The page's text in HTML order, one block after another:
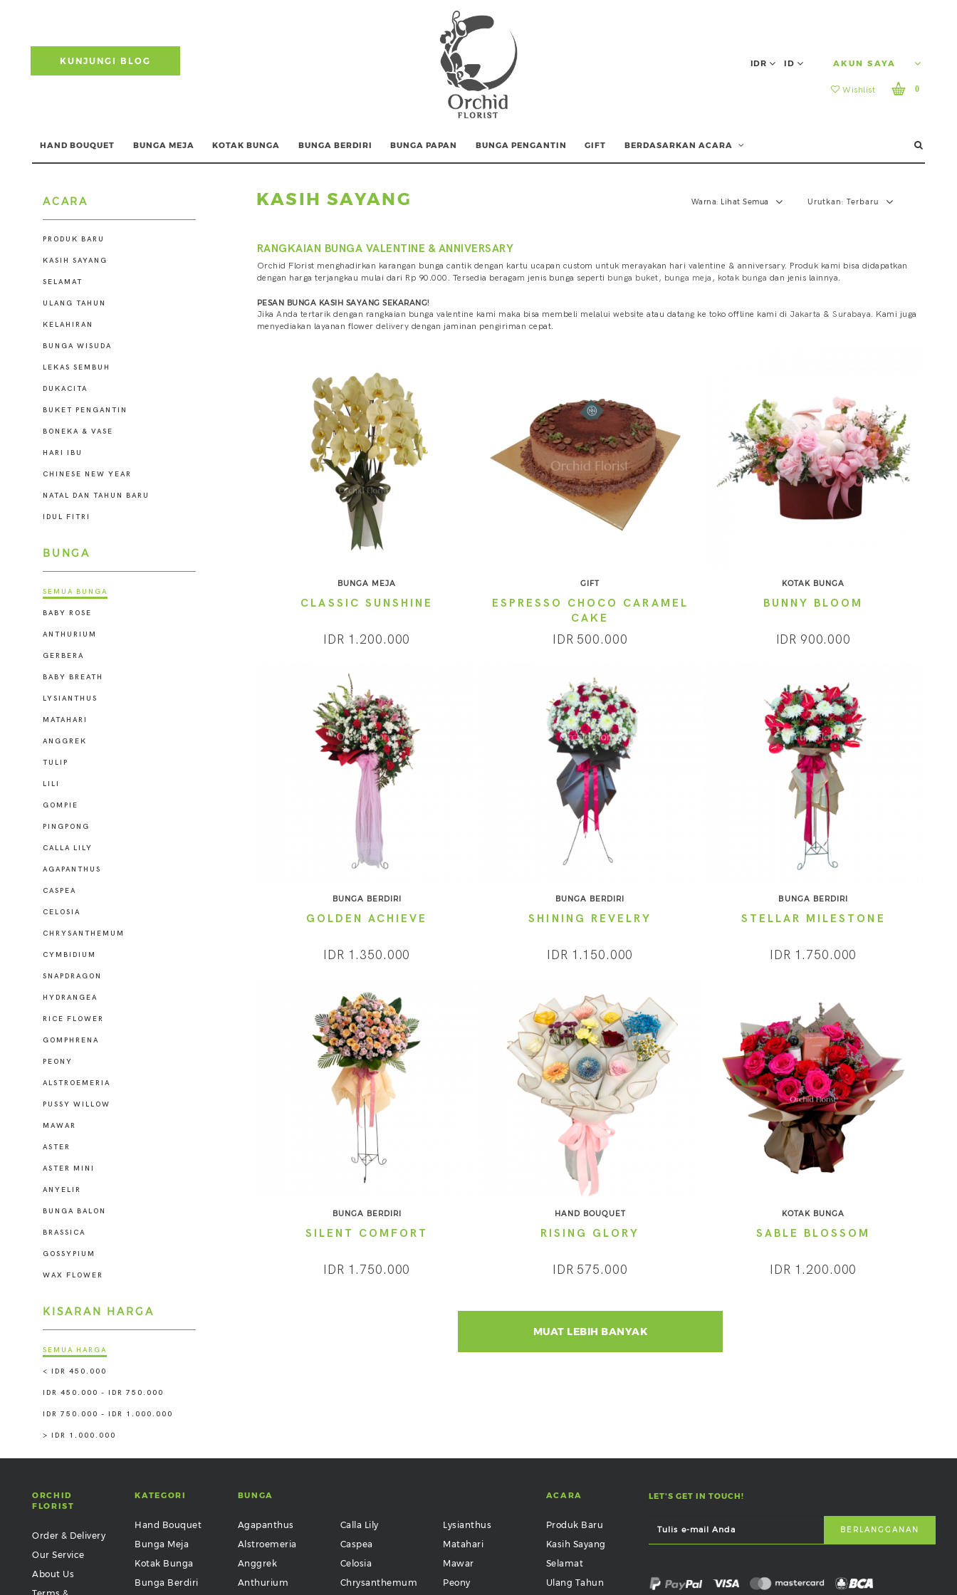
KUNJUNGI BLOG IDR ID AKUN SAYA
Wishlist 0
HAND BOUQUET BUNGA MEJA KOTAK BUNGA BUNGA BERDIRI BUNGA PAPAN BUNGA PENGANTIN GIFT BERDASARKAN ACARA
ACARA
PRODUK BARU
KASIH SAYANG
SELAMAT
ULANG TAHUN
KELAHIRAN
BUNGA WISUDA
LEKAS SEMBUH
DUKACITA
BUKET PENGANTIN
BONEKA & VASE
HARI IBU
CHINESE NEW YEAR
NATAL DAN TAHUN BARU
IDUL FITRI
BUNGA
SEMUA BUNGA
BABY ROSE
ANTHURIUM
GERBERA
BABY BREATH
LYSIANTHUS
MATAHARI
ANGGREK
TULIP
LILI
GOMPIE
PINGPONG
CALLA LILY
AGAPANTHUS
CASPEA
CELOSIA
CHRYSANTHEMUM
CYMBIDIUM
SNAPDRAGON
HYDRANGEA
RICE FLOWER
GOMPHRENA
PEONY
ALSTROEMERIA
PUSSY WILLOW
MAWAR
ASTER
ASTER MINI
ANYELIR
BUNGA BALON
BRASSICA
GOSSYPIUM
WAX FLOWER
KISARAN HARGA
SEMUA HARGA
< IDR 450.000
IDR 450.000 - IDR 750.000
IDR 750.000 - IDR 1.000.000
> IDR 1.000.000
KASIH SAYANG Warna: Lihat Semua Urutkan: Terbaru
RANGKAIAN BUNGA VALENTINE & ANNIVERSARY
Orchid Florist menghadirkan karangan bunga cantik dengan kartu ucapan custom untuk merayakan hari valentine & anniversary. Produk kami bisa didapatkan
dengan harga terjangkau mulai dari Rp 90.000. Tersedia beragam jenis bunga seperti bunga buket, bunga meja , kotak bunga dan jenis lainnya.
PESAN BUNGA KASIH SAYANG SEKARANG!
Jika Anda tertarik dengan rangkaian bunga valentine kami maka bisa membeli melalui website atau datang ke toko offline kami di Jakarta & Surabaya. Kami juga
menyediakan layanan flower delivery dengan jaminan pengiriman cepat.
BUNGA MEJA
CLASSIC SUNSHINE
IDR 1.200.000
GIFT
ESPRESSO CHOCO CARAMEL
CAKE
IDR 500.000
KOTAK BUNGA
BUNNY BLOOM
IDR 900.000
BUNGA BERDIRI
GOLDEN ACHIEVE
IDR 1.350.000
BUNGA BERDIRI
SHINING REVELRY
IDR 1.150.000
BUNGA BERDIRI
STELLAR MILESTONE
IDR 1.750.000
BUNGA BERDIRI
SILENT COMFORT
IDR 1.750.000
HAND BOUQUET
RISING GLORY
IDR 575.000
KOTAK BUNGA
SABLE BLOSSOM
IDR 1.200.000
MUAT LEBIH BANYAK
ORCHID
FLORIST
Order & Delivery
Our Service
About Us
KATEGORI
Hand Bouquet
Bunga Meja
Kotak Bunga
Bunga Berdiri
BUNGA
Agapanthus
Alstroemeria
Anggrek
Anthurium
Calla Lily
Caspea
Celosia
Chrysanthemum
Lysianthus
Matahari
Mawar
Peony
ACARA
Produk Baru
Kasih Sayang
Selamat
Ulang Tahun
LET'S GET IN TOUCH!